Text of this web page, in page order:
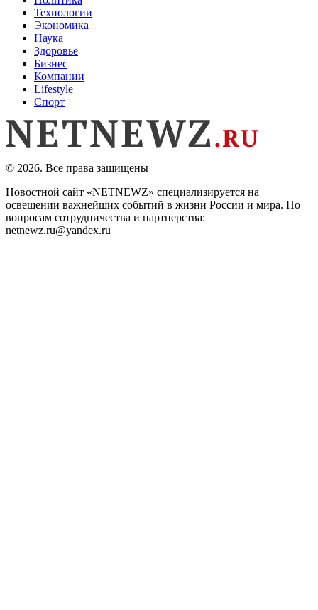
Технологии
Экономика
Наука
Здоровье
Бизнес
Компании
Lifestyle
Спорт
© 2026. Все права защищены
Новостной сайт «NETNEWZ» специализируется на
освещении важнейших событий в жизни России и мира. По
вопросам сотрудничества и партнерства:
netnewz.ru@yandex.ru